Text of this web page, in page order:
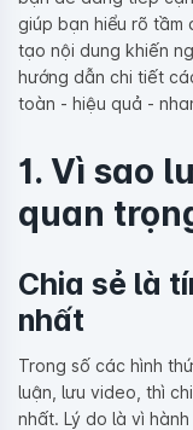
giúp bạn hiểu rõ tầm
tạo nội dung khiến
hướng dẫn chi tiết
toàn - hiệu quả -
1. Vì sao
quan
Chia sẻ là
nhất
Trong số các hình
luận, lưu video, thì
nhất. Lý do là vì